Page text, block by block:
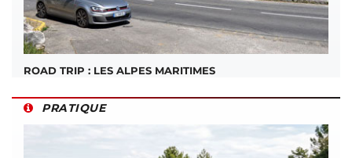
ROAD TRIP : LES ALPES MARITIMES
PRATIQUE